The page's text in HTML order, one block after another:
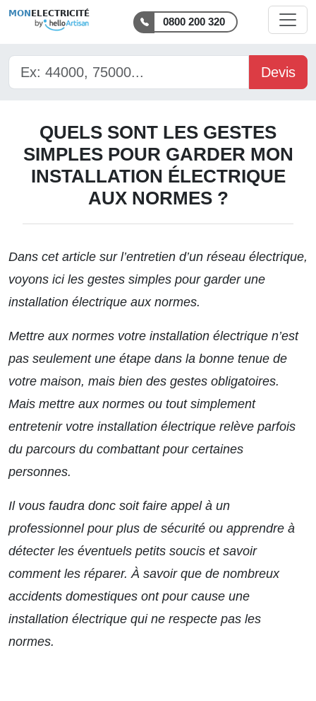
MON ELECTRICITÉ
0800 200 320
Devis
QUELS SONT LES GESTES
SIMPLES POUR GARDER MON
INSTALLATION ÉLECTRIQUE
AUX NORMES ?
Dans cet article sur l’entretien d’un réseau électrique,
voyons ici les gestes simples pour garder une
installation électrique aux normes.
Mettre aux normes votre installation électrique n’est
pas seulement une étape dans la bonne tenue de
votre maison, mais bien des gestes obligatoires.
Mais mettre aux normes ou tout simplement
entretenir votre installation électrique relève parfois
du parcours du combattant pour certaines
personnes.
Il vous faudra donc soit faire appel à un
professionnel pour plus de sécurité ou apprendre à
détecter les éventuels petits soucis et savoir
comment les réparer. À savoir que de nombreux
accidents domestiques ont pour cause une
installation électrique qui ne respecte pas les
normes.